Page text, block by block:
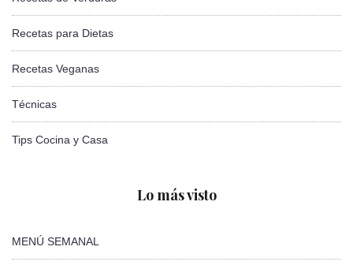
Recetas para Dietas
Recetas Veganas
Técnicas
Tips Cocina y Casa
Lo más visto
MENÚ SEMANAL